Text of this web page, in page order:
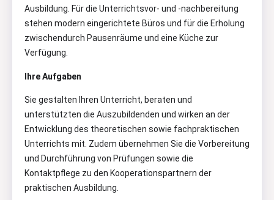
Ausbildung. Für die Unterrichtsvor- und -nachbereitung
stehen modern eingerichtete Büros und für die Erholung
zwischendurch Pausenräume und eine Küche zur
Verfügung.
Ihre Aufgaben
Sie gestalten Ihren Unterricht, beraten und
unterstützten die Auszubildenden und wirken an der
Entwicklung des theoretischen sowie fachpraktischen
Unterrichts mit. Zudem übernehmen Sie die Vorbereitung
und Durchführung von Prüfungen sowie die
Kontaktpflege zu den Kooperationspartnern der
praktischen Ausbildung.